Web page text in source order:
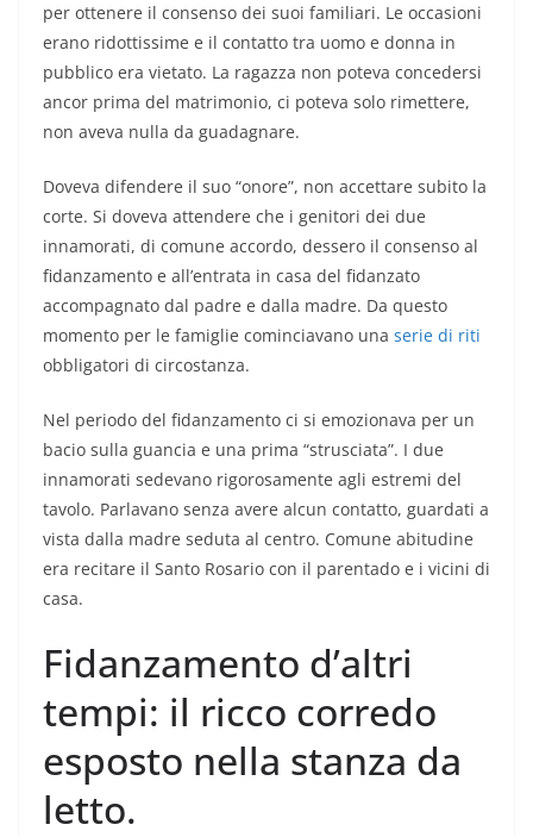
per ottenere il consenso dei suoi familiari. Le occasioni
erano ridottissime e il contatto tra uomo e donna in
pubblico era vietato. La ragazza non poteva concedersi
ancor prima del matrimonio, ci poteva solo rimettere,
non aveva nulla da guadagnare.
Doveva difendere il suo “onore”, non accettare subito la
corte. Si doveva attendere che i genitori dei due
innamorati, di comune accordo, dessero il consenso al
fidanzamento e all’entrata in casa del fidanzato
accompagnato dal padre e dalla madre. Da questo
momento per le famiglie cominciavano una serie di riti
obbligatori di circostanza.
Nel periodo del fidanzamento ci si emozionava per un
bacio sulla guancia e una prima “strusciata”. I due
innamorati sedevano rigorosamente agli estremi del
tavolo. Parlavano senza avere alcun contatto, guardati a
vista dalla madre seduta al centro. Comune abitudine
era recitare il Santo Rosario con il parentado e i vicini di
casa.
Fidanzamento d’altri
tempi: il ricco corredo
esposto nella stanza da
letto.